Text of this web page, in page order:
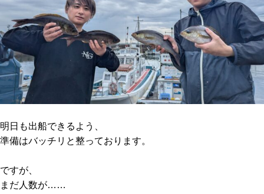
明日も出船できるよう、
準備はバッチリと整っております。
ですが、
まだ人数が……